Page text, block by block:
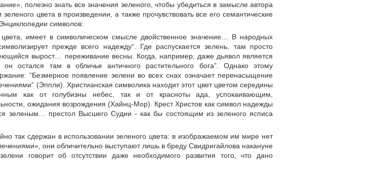
полезно знать все значения зеленого, чтобы убедиться в замысле автора
цвета в произведении, а также прочувствовать все его семантические
символов:
имеет в символическом смысле двойственное значение… В народных
прежде всего надежду“. Где распускается зелень, там просто
вырост… переживание весны. Когда, например, даже дьявол является
он остался там в обличье античного растительного бога”. Однако этому
“Безмерное появление зелени во всех снах означает перенасыщение
(Эппли). Христианская символика находит этот цвет цветом середины
как от голубизны небес, так и от красноты ада, успокаивающим,
ожидания возрождения (Хайнц-Мор). Крест Христов как символ надежды
зеленым… престол Высшего Судии - как бы состоящим из зеленого ясписа
так сдержан в использовании зеленого цвета: в изображаемом им мире нет
они обличительно выступают лишь в бреду Свидригайлова накануне
говорит об отсутствии даже необходимого развития того, что дано